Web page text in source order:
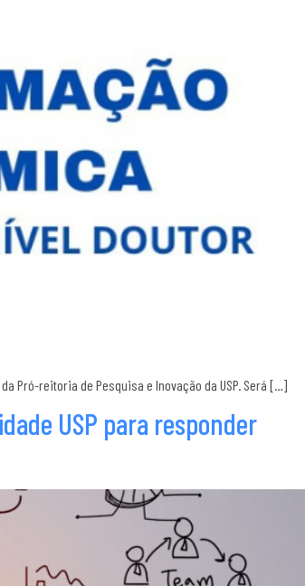
Pró-reitoria de Pesquisa e Inovação da USP. Será […]
USP para responder